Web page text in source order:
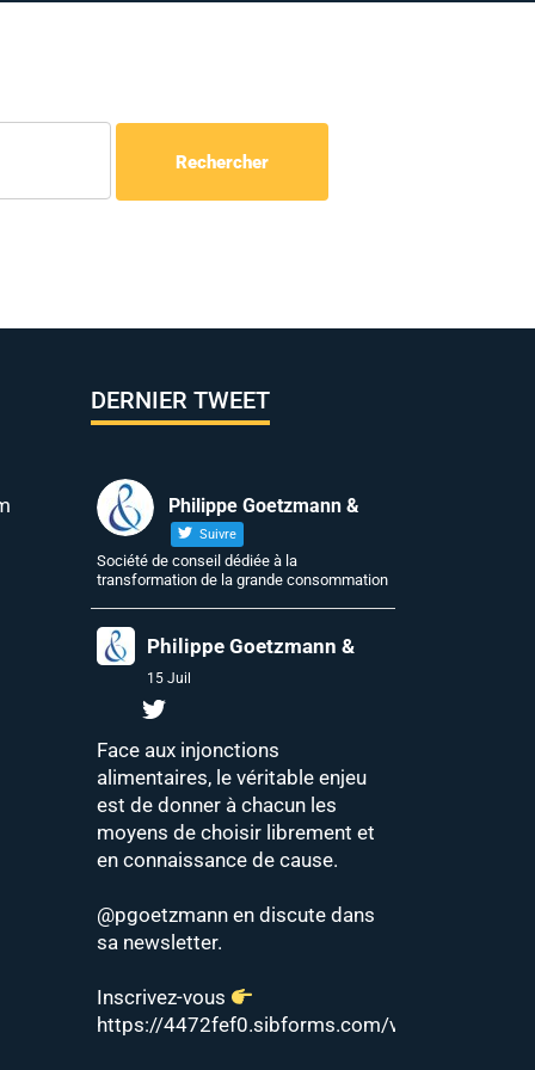
DERNIER TWEET
Philippe Goetzmann &
Suivre
Société de conseil dédiée à la
transformation de la grande consommation
Philippe Goetzmann &
15 Juil
Face aux injonctions
alimentaires, le véritable enjeu
est de donner à chacun les
moyens de choisir librement et
en connaissance de cause.
@pgoetzmann en discute dans
sa newsletter.
Inscrivez-vous
https://4472fef0.sibforms.com/v2/serve/